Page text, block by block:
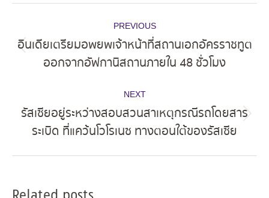
navigation
PREVIOUS
Previous
post:
อินเดียเตรียมอพยพเจ้าหน้าที่สถานเอกอัครราชทูต
ออกจากอัฟกานิสถานภายใน 48 ชั่วโมง
NEXT
post:
รัสเซียอยู่ระหว่างสอบสวนสาเหตุกรณีรถโดยสาร
ระเบิด ที่แคว้นโวโรเนซ ทางตอนใต้ของรัสเซีย